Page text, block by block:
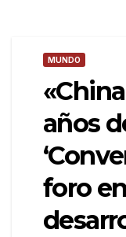
MUNDO
años
foro